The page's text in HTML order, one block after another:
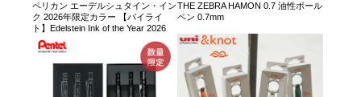
ペリカン エーデルシュタイン・イン
ク 2026年限定カラー 【パイライ
ト】Edelstein Ink of the Year 2026
THE ZEBRA HAMON 0.7 油性ボール
ペン 0.7mm